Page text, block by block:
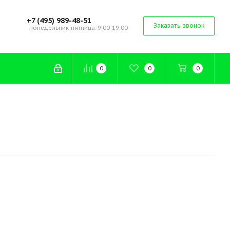
+7 (495) 989-48-51
понедельник-пятница: 9.00-19.00 Заказать звонок
0 0 0